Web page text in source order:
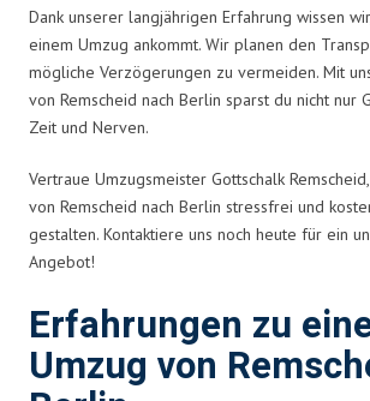
Dank unserer langjährigen Erfahrung wissen
einem Umzug ankommt. Wir planen den
mögliche Verzögerungen zu vermeiden. Mit
von Remscheid nach Berlin sparst du nicht nur
Zeit und Nerven.
Vertraue Umzugsmeister Gottschalk
von Remscheid nach Berlin stressfrei und
gestalten. Kontaktiere uns noch heute für ein
Angebot!
Erfahrungen zu
Umzug von